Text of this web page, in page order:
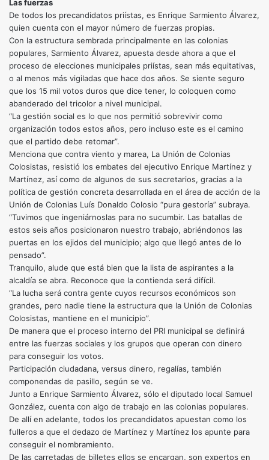
Las fuerzas
De todos los precandidatos priístas, es Enrique Sarmiento Álvarez,
quien cuenta con el mayor número de fuerzas propias.
Con la estructura sembrada principalmente en las colonias
populares, Sarmiento Álvarez, apuesta desde ahora a que el
proceso de elecciones municipales priístas, sean más equitativas,
o al menos más vigiladas que hace dos años. Se siente seguro
que los 15 mil votos duros que dice tener, lo coloquen como
abanderado del tricolor a nivel municipal.
“La gestión social es lo que nos permitió sobrevivir como
organización todos estos años, pero incluso este es el camino
que el partido debe retomar”.
Menciona que contra viento y marea, La Unión de Colonias
Colosistas, resistió los embates del ejecutivo Enrique Martínez y
Martínez, así como de algunos de sus secretarios, gracias a la
política de gestión concreta desarrollada en el área de acción de la
Unión de Colonias Luís Donaldo Colosio “pura gestoría” subraya.
“Tuvimos que ingeniárnoslas para no sucumbir. Las batallas de
estos seis años posicionaron nuestro trabajo, abriéndonos las
puertas en los ejidos del municipio; algo que llegó antes de lo
pensado”.
Tranquilo, alude que está bien que la lista de aspirantes a la
alcaldía se abra. Reconoce que la contienda será difícil.
“La lucha será contra gente cuyos recursos económicos son
grandes, pero nadie tiene la estructura que la Unión de Colonias
Colosistas, mantiene en el municipio”.
De manera que el proceso interno del PRI municipal se definirá
entre las fuerzas sociales y los grupos que operan con dinero
para conseguir los votos.
Participación ciudadana, versus dinero, regalías, también
componendas de pasillo, según se ve.
Junto a Enrique Sarmiento Álvarez, sólo el diputado local Samuel
González, cuenta con algo de trabajo en las colonias populares.
De allí en adelante, todos los precandidatos apuestan como los
fulleros a que el dedazo de Martínez y Martínez los apunte para
conseguir el nombramiento.
De las carretadas de billetes ellos se encargan, son expertos en